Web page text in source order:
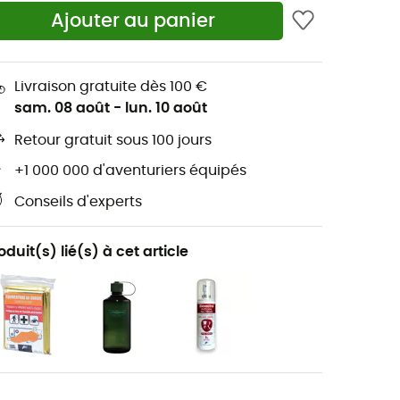
Ajouter au panier
Livraison gratuite dès 100 €
sam. 08 août - lun. 10 août
Retour gratuit sous 100 jours
+1 000 000 d'aventuriers équipés
Conseils d'experts
lié(s) à cet article